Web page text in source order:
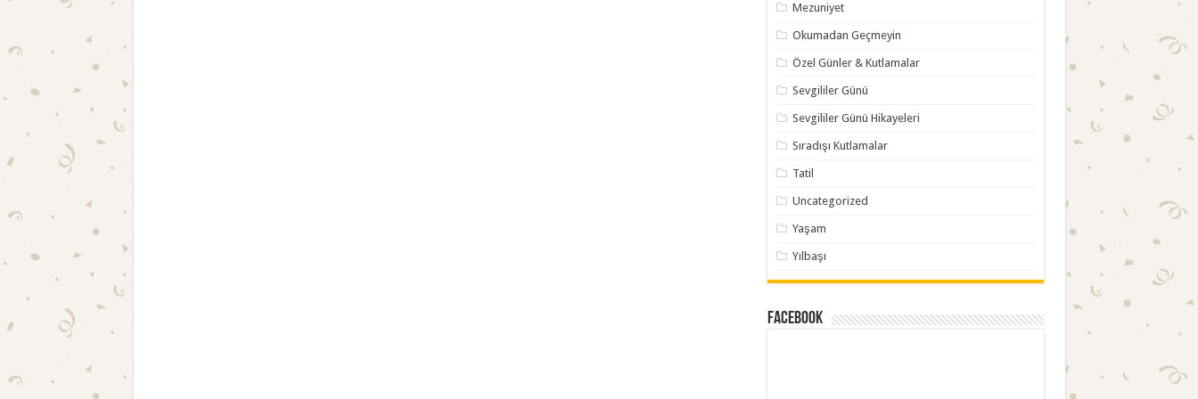
Mezuniyet
Okumadan Geçmeyin
Özel Günler & Kutlamalar
Sevgililer Günü
Sevgililer Günü Hikayeleri
Sıradışı Kutlamalar
Tatil
Uncategorized
Yaşam
Yılbaşı
Facebook